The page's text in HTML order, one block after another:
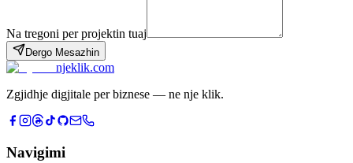
Na tregoni per projektin tuaj
Dergo Mesazhin
njeklik.com
Zgjidhje digjitale per biznese — ne nje klik.
Navigimi